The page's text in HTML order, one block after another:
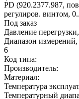
PD (920.2377.987,
регулиров. винтом,
Под заказ
Давление
Диапазон измерений,
6
Код типа:
Производитель:
Материал:
Температура
Температурный